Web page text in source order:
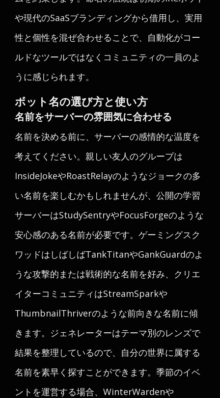
や現代のSaaSブランディングから借用し、実用
性と個性を混ぜ合わせることで、自動化がコー
ルドなツールではなくコミュニティの一員のよ
うに感じられます。
ボット名の選び方と使い方
名前をサーバーの雰囲気に合わせる
名前を決める前に、サーバーの感情的な温度を
考えてください。親しい友人のグループは
InsideJokeやRoastRelayのようなジョークの多
い名前を楽しむかもしれませんが、公開の学習
サーバーはStudySentryやFocusForgeのような
安心感のある名前が必要です。ゲーミングスク
ワッドはしばしばTankTitanやGankGuardのよ
うな攻撃的または戦術的な名前を好み、クリエ
イターコミュニティはStreamSparkや
ThumbnailThriverのような前向きな名前に傾
きます。ジェネレーターはテーマ別のレンズで
結果を整理しているので、自分の世界に属する
名前を素早く探すことができます。季節のイベ
ントを運営する場合、WinterWardenや